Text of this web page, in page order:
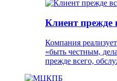
Клиент прежде
Компания
«быть честным,
прежде всего,